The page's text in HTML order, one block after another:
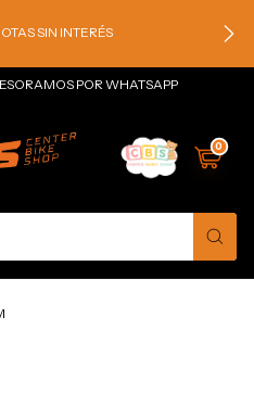
SIN INTERÉS
POR WHATSAPP
0